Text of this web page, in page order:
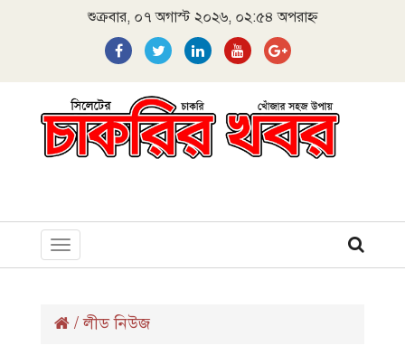
শুক্রবার, ০৭ অগাস্ট ২০২৬, ০২:৫৪ অপরাহ্ন
Toggle
navigation
/লীড নিউজ